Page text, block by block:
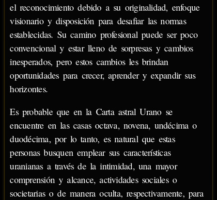
el reconocimiento debido a su originalidad, enfoque
visionario y disposición para desafiar las normas
establecidas. Su camino profesional puede ser poco
convencional y estar lleno de sorpresas y cambios
inesperados, pero estos cambios les brindan
oportunidades para crecer, aprender y expandir sus
horizontes.
Es probable que en la Carta astral Urano se
encuentre en las casas octava, novena, undécima o
duodécima, por lo tanto, es natural que estas
personas busquen emplear sus características
uranianas a través de la intimidad, una mayor
comprensión y alcance, actividades sociales o
societarias o de manera oculta, respectivamente, para